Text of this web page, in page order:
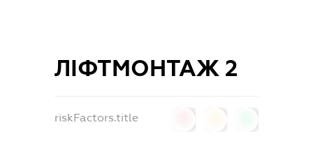
ЛІФТМОНТАЖ 2
riskFactors.title